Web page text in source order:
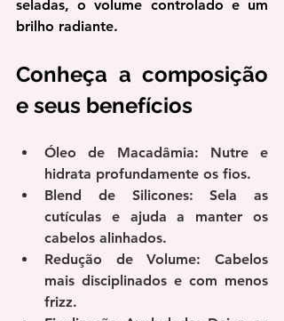
seladas, o volume controlado e um
brilho radiante.
Conheça a composição
e seus benefícios
Óleo de Macadâmia: Nutre e
hidrata profundamente os fios.
Blend de Silicones: Sela as
cutículas e ajuda a manter os
cabelos alinhados.
Redução de Volume: Cabelos
mais disciplinados e com menos
frizz.